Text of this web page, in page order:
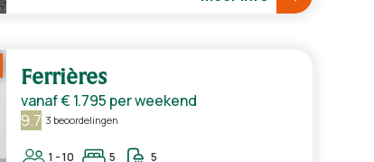
Ferrières
vanaf€ 1.795 per weekend
9.7 3 beoordelingen
1 - 10 5 5